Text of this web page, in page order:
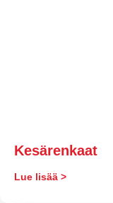
Kesärenkaat
Lue lisää >